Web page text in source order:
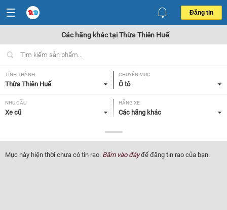
Đăng tin
Các hãng khác tại Thừa Thiên Huế
TỈNH THÀNH
Thừa Thiên Huế
CHUYÊN MỤC
Ô tô
NHU CẦU
Xe cũ
HÃNG XE
Các hãng khác
Tất cả
NĂM SẢN XUẤT
Tất cả
GIÁ XE XUẤT XỨ
Mục này hiện thời chưa có tin rao. Bấm vào đâyđể đăng tin rao của bạn.